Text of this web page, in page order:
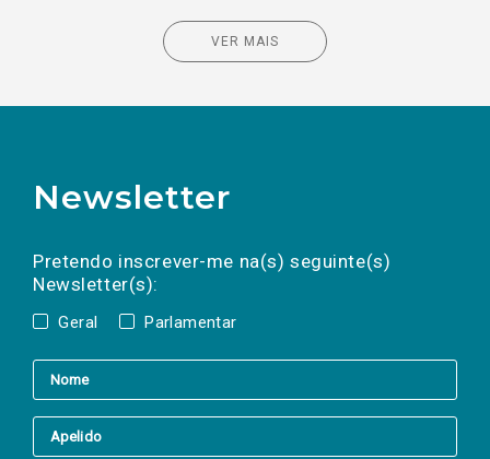
VER MAIS
Newsletter
Pretendo inscrever-me na(s) seguinte(s)
Newsletter(s):
Geral Parlamentar
a(s) newsletter(s).
mail